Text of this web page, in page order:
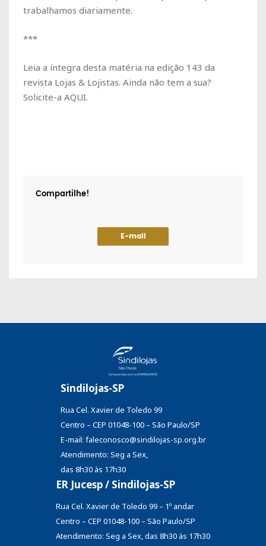
trabalhamos diariamente.
***
Leia a íntegra desta matéria na edição 143 da
revista Lojas & Lojistas. Ainda não tem a sua?
Solicite-a AQUI.
Compartilhe!
E-mail
Sindilojas-SP
Rua Cel. Xavier de Toledo 99
Centro – CEP 01048-100 – São Paulo/SP
E-mail: faleconosco@sindilojas-sp.org.br
Atendimento: Seg a Sex,
das 8h30 às 17h30
ER Jucesp / Sindilojas-SP
Rua Cel. Xavier de Toledo 99 – 1º andar
Centro – CEP 01048-100 – São Paulo/SP
Atendimento: Seg a Sex, das 8h30 às 17h30